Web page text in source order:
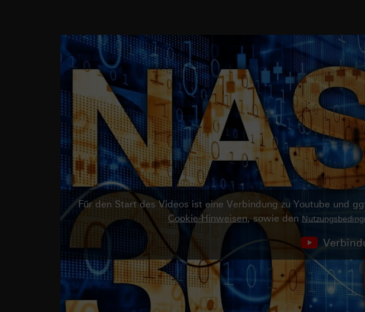
Für den Start des Videos ist eine Verbindung zu Youtube und
Cookie-Hinweisen, sowie den